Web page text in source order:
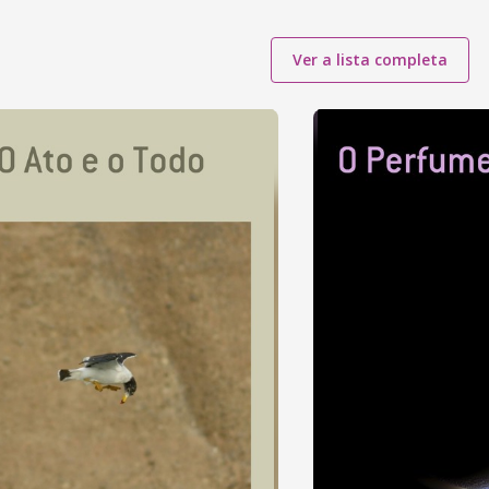
Ver a lista completa